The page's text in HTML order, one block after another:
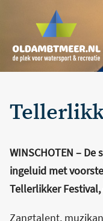
WINSCHOTEN –
ingeluid met
Tellerlikker
Zangtalent,